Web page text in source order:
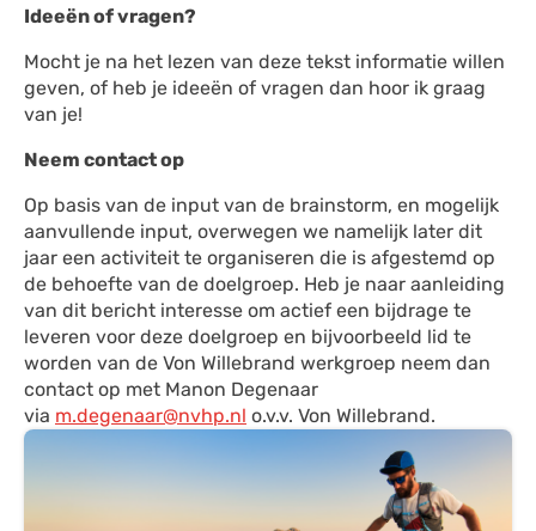
Ideeën of vragen?
Mocht je na het lezen van deze tekst informatie willen
geven, of heb je ideeën of vragen dan hoor ik graag
van je!
Neem contact op
Op basis van de input van de brainstorm, en mogelijk
aanvullende input, overwegen we namelijk later dit
jaar een activiteit te organiseren die is afgestemd op
de behoefte van de doelgroep. Heb je naar aanleiding
van dit bericht interesse om actief een bijdrage te
leveren voor deze doelgroep en bijvoorbeeld lid te
worden van de Von Willebrand werkgroep neem dan
contact op met Manon Degenaar
via m.degenaar@nvhp.nl o.v.v. Von Willebrand.